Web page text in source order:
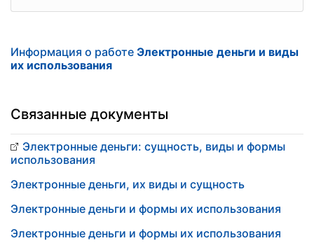
Информация о работе Электронные деньги и виды
их использования
Связанные документы
Электронные деньги: сущность, виды и формы
использования
Электронные деньги, их виды и сущность
Электронные деньги и формы их использования
Электронные деньги и формы их использования